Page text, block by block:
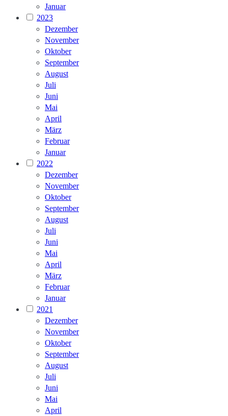
Januar
2023
Dezember
November
Oktober
September
August
Juli
Juni
Mai
April
März
Februar
Januar
2022
Dezember
November
Oktober
September
August
Juli
Juni
Mai
April
März
Februar
Januar
2021
Dezember
November
Oktober
September
August
Juli
Juni
Mai
April